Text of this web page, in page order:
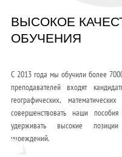
ВЫСОКОЕ
ОБУЧЕНИЯ
С 2013 года мы обучили более
преподавателей входят
географических,
совершенствовать наши
удерживать высокие
учреждений.